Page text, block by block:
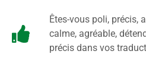
Êtes-vous poli, précis,
calme, agréable,
précis dans vos